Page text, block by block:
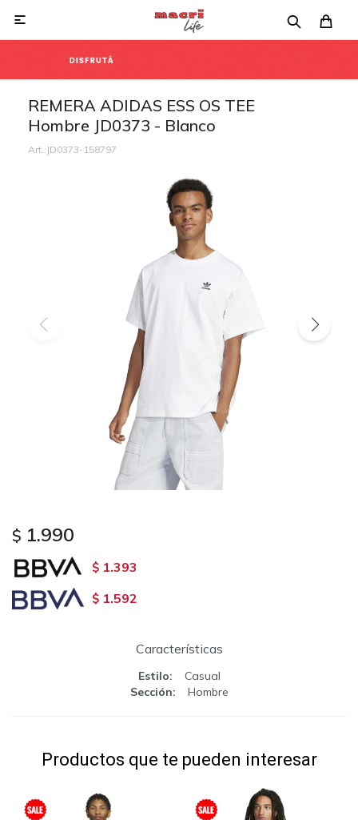

REMERA ADIDAS ESS OS TEE
Hombre JD0373 - Blanco
JD0373-158797
$ 1.990
$ 1.393
$ 1.592
Características
Estilo
Casual
Sección
Hombre
Productos que te pueden interesar